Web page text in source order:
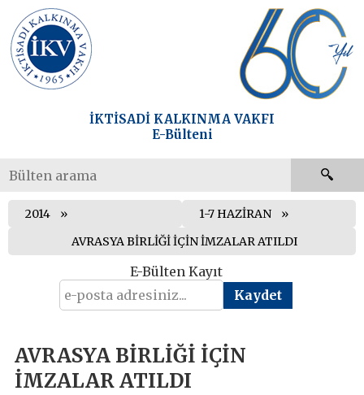
İKTİSADİ KALKINMA VAKFI
E-Bülteni
2014
1-7 HAZİRAN
AVRASYA BİRLİĞİ İÇİN İMZALAR ATILDI
E-Bülten Kayıt
AVRASYA BİRLİĞİ İÇİN
İMZALAR ATILDI